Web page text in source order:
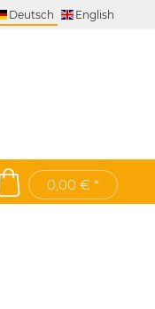
Deutsch English
0,00 € *